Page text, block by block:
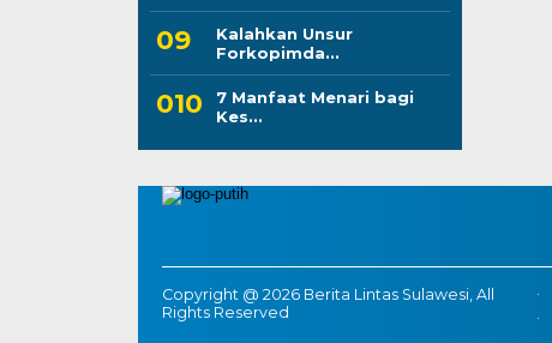
Kalahkan Unsur
Forkopimda...
7 Manfaat Menari bagi
Kes...
Copyright @ 2026 Berita Lintas Sulawesi, All
Rights Reserved